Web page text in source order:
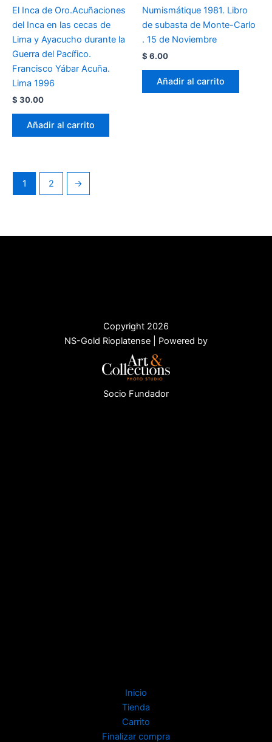
El Inca de Oro.Acuñaciones
del Inca en las cecas de
Lima y Ayacucho durante la
Guerra del Pacífico.
Francisco Yábar Acuña.
Lima 1996
$ 30.00
Añadir al carrito
Numismátique 1981. Libro
de subasta de Monte-Carlo
. 15 de Noviembre
$ 6.00
Añadir al carrito
1 2 →
Copyright 2026
NS-Gold Rioplatense | Powered by
Socio Fundador
Inicio
Tienda
Carrito
Finalizar compra